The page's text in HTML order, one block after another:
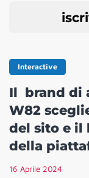
Interactive
Il brand di
W82
del sito e il
della
16 Aprile 2024